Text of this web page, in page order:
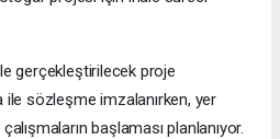
gerçekleştirilecek proje
sözleşme imzalanırken, yer
başlaması planlanıyor.